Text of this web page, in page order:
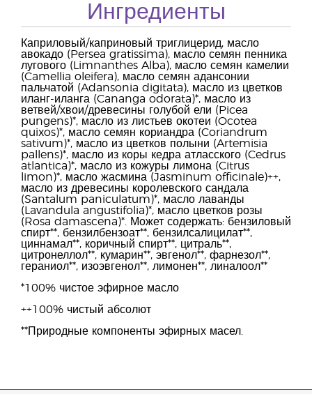
Ингредиенты
Каприловый/каприновый триглицерид, масло
авокадо (Persea gratissima), масло семян пенника
лугового (Limnanthes Alba), масло семян камелии
(Camellia oleifera), масло семян адансонии
пальчатой (Adansonia digitata), масло из цветков
иланг-иланга (Cananga odorata)*, масло из
ветвей/хвои/древесины голубой ели (Picea
pungens)*, масло из листьев окотеи (Ocotea
quixos)*, масло семян кориандра (Coriandrum
sativum)*, масло из цветков полыни (Artemisia
pallens)*, масло из коры кедра атласского (Cedrus
atlantica)*, масло из кожуры лимона (Citrus
limon)*, масло жасмина (Jasminum ofﬁcinale)++,
масло из древесины королевского сандала
(Santalum paniculatum)*, масло лаванды
(Lavandula angustifolia)*, масло цветков розы
(Rosa damascena)*. Может содержать: бензиловый
спирт**, бензилбензоат**, бензилсалицилат**,
циннамал**, коричный спирт**, цитраль**,
цитронеллол**, кумарин**, эвгенол**, фарнезол**,
гераниол**, изоэвгенол**, лимонен**, линалоол**
*100% чистое эфирное масло
++100% чистый абсолют
**Природные компоненты эфирных масел.